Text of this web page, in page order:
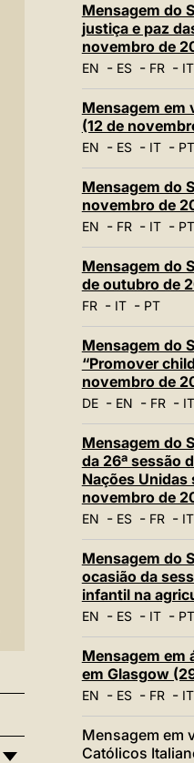
Mensagem do
justiça e paz
novembro de
EN - ES- FR- IT
Mensagem em
(12 de
EN - ES- IT- PT
Mensagem do
novembro de
EN - FR- IT- PT
Mensagem do
de outubro de
FR- IT- PT
Mensagem do
“Promover
novembro de
DE- EN - FR- IT
Mensagem do
da 26ª sessão
Nações Unidas
novembro de
EN - ES- FR- IT
Mensagem do
ocasião da
infantil na
EN - ES- IT- PT
Mensagem em
em Glasgow
EN - ES- FR- IT
Mensagem em
Católicos